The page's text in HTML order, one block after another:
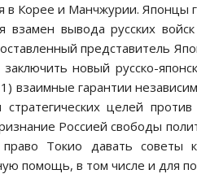
в Корее и Манчжурии. Японцы
взамен вывода русских
представитель
новый русско-
взаимные гарантии
целей
Россией свободы
Токио давать советы
помощь, в том числе и для